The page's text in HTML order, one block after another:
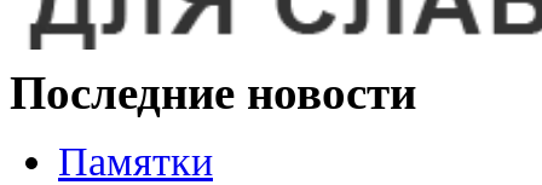
Последние новости
Памятки